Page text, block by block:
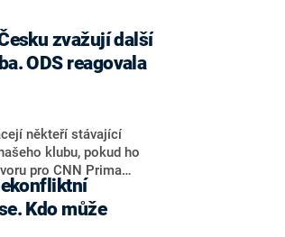
ODS reagovala
někteří stávající
klubu, pokud ho
pro CNN Prima
jihočeský hejtman
získat by takto mohl
který je dnes
Kdo může